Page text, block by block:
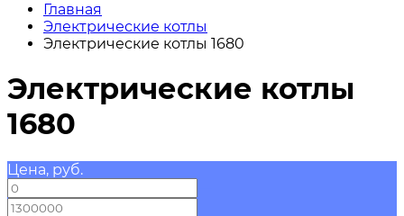
Главная
Электрические котлы
Электрические котлы 1680
Электрические котлы
1680
Цена, руб.